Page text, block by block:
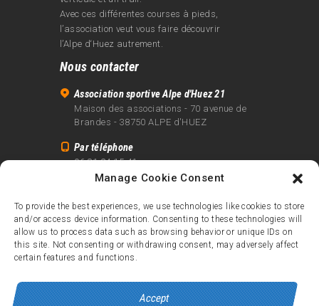
Manage Cookie Consent
To provide the best experiences, we use technologies like cookies to store
and/or access device information. Consenting to these technologies will
allow us to process data such as browsing behavior or unique IDs on
this site. Not consenting or withdrawing consent, may adversely affect
certain features and functions.
Accept
Avec ces différentes courses à pieds,
l’association veut vous faire découvrir
l’Alpe d‘Huez autrement.
Nous contacter
Association sportive Alpe d'Huez 21
Maison des associations - 70 avenue de
Brandes - 38750 ALPE d'HUEZ
Par téléphone
06 81 24 15 41
info@alpe21.fr
Mentions légales
Contact
crédits